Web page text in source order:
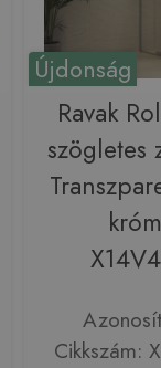
Újdonság
Ravak
szögletes
Cikkszám: